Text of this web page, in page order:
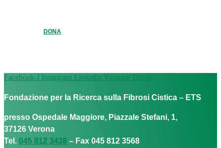
DONA
Facebook-f Instagram Linkedin Youtube Tiktok
Fondazione per la Ricerca sulla Fibrosi Cistica – ETS
presso Ospedale Maggiore, Piazzale Stefani, 1,
37126 Verona
Tel. 045 812 3438 – Fax 045 812 3568